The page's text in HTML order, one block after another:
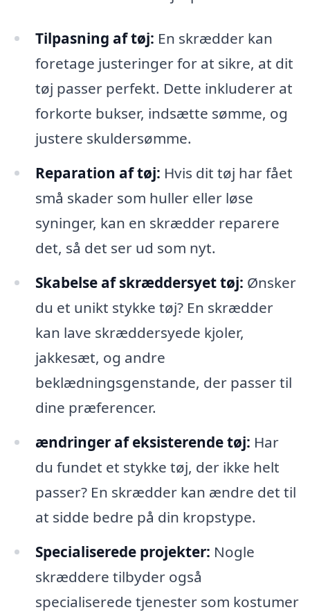
Tilpasning af tøj: En skrædder kan
foretage justeringer for at sikre, at dit
tøj passer perfekt. Dette inkluderer at
forkorte bukser, indsætte sømme, og
justere skuldersømme.
Reparation af tøj: Hvis dit tøj har fået
små skader som huller eller løse
syninger, kan en skrædder reparere
det, så det ser ud som nyt.
Skabelse af skræddersyet tøj: Ønsker
du et unikt stykke tøj? En skrædder
kan lave skræddersyede kjoler,
jakkesæt, og andre
beklædningsgenstande, der passer til
dine præferencer.
ændringer af eksisterende tøj: Har
du fundet et stykke tøj, der ikke helt
passer? En skrædder kan ændre det til
at sidde bedre på din kropstype.
Specialiserede projekter: Nogle
skræddere tilbyder også
specialiserede tjenester som kostumer